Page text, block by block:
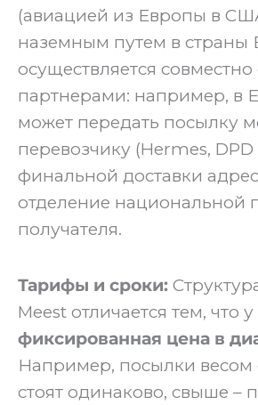
(авиацией из Европы в
наземным путем в страны
осуществляется совместно
партнерами: например, в
может передать посылку
перевозчику (Hermes,
финальной доставки
отделение национальной
получателя.
Тарифы и сроки:
Meest отличается тем, что
фиксированная цена в
Например, посылки весом
стоят одинаково, свыше –